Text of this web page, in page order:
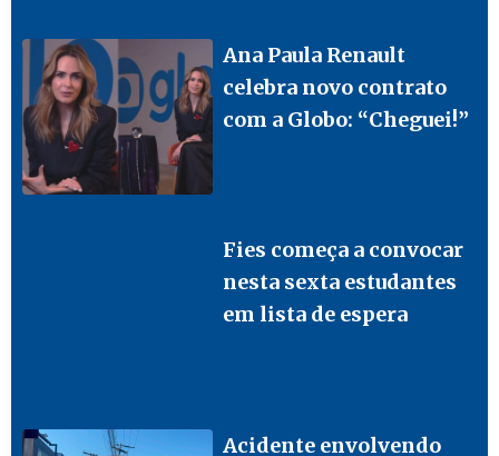
Ana Paula Renault
celebra novo contrato
com a Globo: “Cheguei!”
Fies começa a convocar
nesta sexta estudantes
em lista de espera
Acidente envolvendo